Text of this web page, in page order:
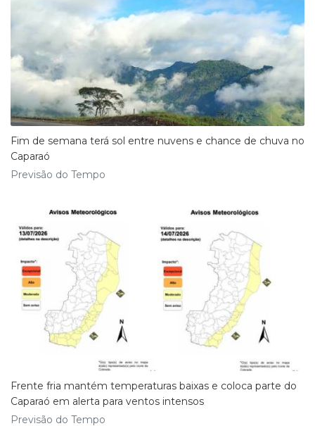
Fim de semana terá sol entre nuvens e chance de chuva no
Caparaó
Previsão do Tempo
Frente fria mantém temperaturas baixas e coloca parte do
Caparaó em alerta para ventos intensos
Previsão do Tempo